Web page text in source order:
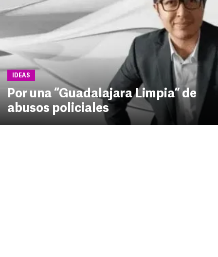
IDEAS
Por una “Guadalajara Limpia” de
abusos policiales